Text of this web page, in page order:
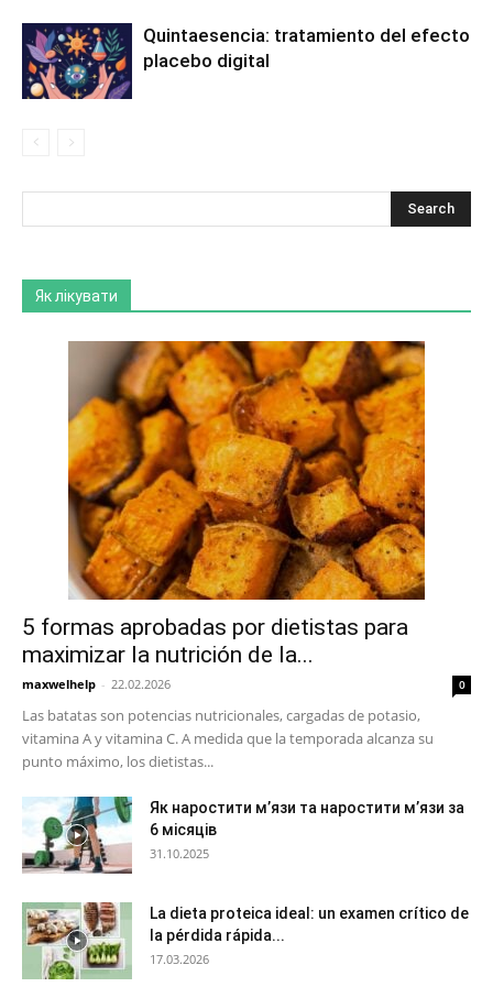
Quintaesencia: tratamiento del efecto
placebo digital
Як лікувати
5 formas aprobadas por dietistas para
maximizar la nutrición de la...
maxwelhelp - 22.02.2026 0
Las batatas son potencias nutricionales, cargadas de potasio,
vitamina A y vitamina C. A medida que la temporada alcanza su
punto máximo, los dietistas...
Як наростити м’язи та наростити м’язи за
6 місяців
31.10.2025
La dieta proteica ideal: un examen crítico de
la pérdida rápida...
17.03.2026